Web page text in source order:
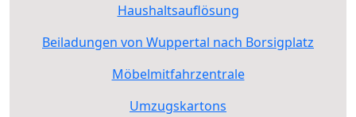
Haushaltsauflösung
Beiladungen von Wuppertal nach Borsigplatz
Möbelmitfahrzentrale
Umzugskartons